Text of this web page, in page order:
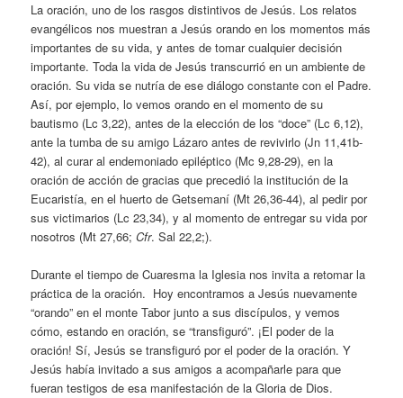
La oración, uno de los rasgos distintivos de Jesús. Los relatos
evangélicos nos muestran a Jesús orando en los momentos más
importantes de su vida, y antes de tomar cualquier decisión
importante. Toda la vida de Jesús transcurrió en un ambiente de
oración. Su vida se nutría de ese diálogo constante con el Padre.
Así, por ejemplo, lo vemos orando en el momento de su
bautismo (Lc 3,22), antes de la elección de los “doce” (Lc 6,12),
ante la tumba de su amigo Lázaro antes de revivirlo (Jn 11,41b-
42), al curar al endemoniado epiléptico (Mc 9,28-29), en la
oración de acción de gracias que precedió la institución de la
Eucaristía, en el huerto de Getsemaní (Mt 26,36-44), al pedir por
sus victimarios (Lc 23,34), y al momento de entregar su vida por
nosotros (Mt 27,66;Cfr. Sal 22,2;).
Durante el tiempo de Cuaresma la Iglesia nos invita a retomar la
práctica de la oración. Hoy encontramos a Jesús nuevamente
“orando” en el monte Tabor junto a sus discípulos, y vemos
cómo, estando en oración, se “transfiguró”. ¡El poder de la
oración! Sí, Jesús se transfiguró por el poder de la oración. Y
Jesús había invitado a sus amigos a acompañarle para que
fueran testigos de esa manifestación de la Gloria de Dios.